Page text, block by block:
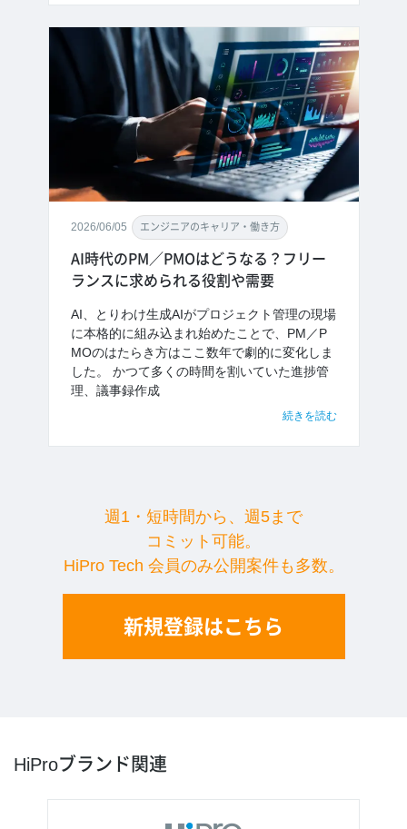
2026/06/05 エンジニアのキャリア・働き方
AI時代のPM／PMOはどうなる？フリー
ランスに求められる役割や需要
AI、とりわけ生成AIがプロジェクト管理の現場
に本格的に組み込まれ始めたことで、PM／P
MOのはたらき方はここ数年で劇的に変化しま
した。 かつて多くの時間を割いていた進捗管
理、議事録作成
続きを読む
週1・短時間から、週5まで
コミット可能。
HiPro Tech 会員のみ公開案件も多数。
新規登録はこちら
HiProブランド関連